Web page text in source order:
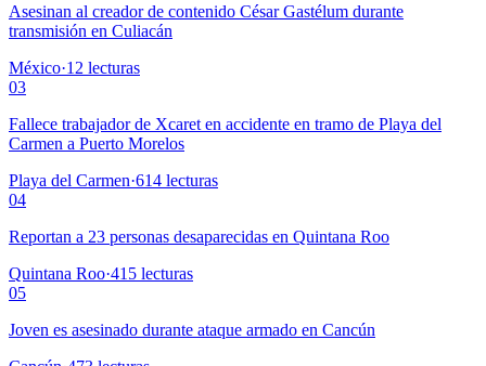
Asesinan al creador de contenido César Gastélum durante
transmisión en Culiacán
México·12 lecturas
03
Fallece trabajador de Xcaret en accidente en tramo de Playa del
Carmen a Puerto Morelos
Playa del Carmen·614 lecturas
04
Reportan a 23 personas desaparecidas en Quintana Roo
Quintana Roo·415 lecturas
05
Joven es asesinado durante ataque armado en Cancún